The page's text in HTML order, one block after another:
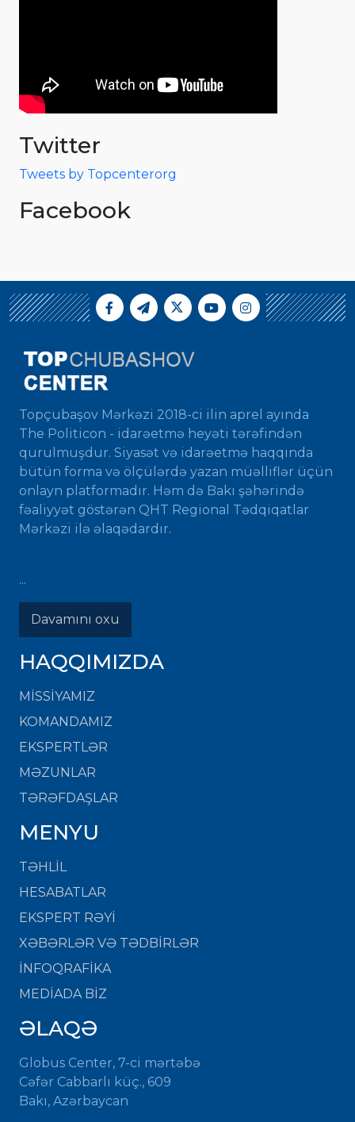
Twitter
Tweets by Topcenterorg
Facebook
Topçubaşov Mərkəzi 2018-ci ilin aprel ayında
The Politicon - idarəetmə heyəti tərəfindən
qurulmuşdur. Siyasət və idarəetmə haqqında
bütün forma və ölçülərdə yazan müəlliflər üçün
onlayn platformadır. Həm də Bakı şəhərində
fəaliyyət göstərən QHT Regional Tədqiqatlar
Mərkəzi ilə əlaqədardır.
...
Davamını oxu
HAQQIMIZDA
MISSIYAMIZ
KOMANDAMIZ
EKSPERTLƏR
MƏZUNLAR
TƏRƏFDAŞLAR
MENYU
TƏHLİL
HESABATLAR
EKSPERT RƏYİ
XƏBƏRLƏR VƏ TƏDBİRLƏR
İNFOQRAFİKA
MEDİADA BİZ
ƏLAQƏ
Globus Center, 7-ci mərtəbə
Cəfər Cabbarlı küç., 609
Bakı, Azərbaycan